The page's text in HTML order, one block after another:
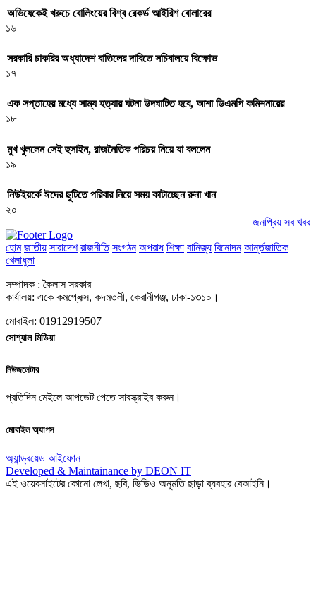
অভিষেকেই খরুচে বোলিংয়ের বিশ্ব রেকর্ড আইরিশ বোলারের
১৬
সরকারি চাকরির অধ্যাদেশ বাতিলের দাবিতে সচিবালয়ে বিক্ষোভ
১৭
এক সপ্তাহের মধ্যে সাম্য হত্যার ঘটনা উদঘাটিত হবে, আশা ডিএমপি কমিশনারের
১৮
মুখ খুললেন সেই হুসাইন, রাজনৈতিক পরিচয় নিয়ে যা বললেন
১৯
নিউইয়র্কে ঈদের ছুটিতে পরিবার নিয়ে সময় কাটাচ্ছেন রুনা খান
২০
জনপ্রিয় সব খবর
হোম জাতীয় সারাদেশ রাজনীতি সংগঠন অপরাধ শিক্ষা বানিজ্য বিনোদন আর্ন্তজাতিক
খেলাধুলা
সম্পাদক : কৈলাস সরকার
কার্যালয়: একে কমপ্লেক্স, কদমতলী, কেরানীগঞ্জ, ঢাকা-১৩১০।
মোবাইল: 01912919507
সোশ্যাল মিডিয়া
নিউজলেটার
প্রতিদিন মেইলে আপডেট পেতে সাবস্ক্রাইব করুন।
মোবাইল অ্যাপস
অ্যান্ড্রয়েড আইফোন
Developed & Maintainance by DEON IT
এই ওয়েবসাইটের কোনো লেখা, ছবি, ভিডিও অনুমতি ছাড়া ব্যবহার বেআইনি।